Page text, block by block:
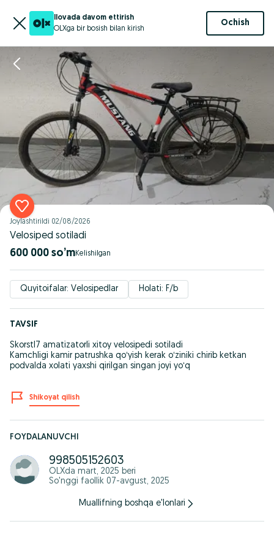
Ilovada davom ettirish
OLXga bir bosish bilan kirish
Ochish
Joylashtirildi 02/08/2026
Velosiped sotiladi
600 000 so’m
Quyitoifalar: Velosipedlar Holati: F/b
TAVSIF
Skorstl7 amatizatorli xitoy velosipedi sotiladi
Kamchligi kamir patrushka qoʻyish kerak oʻziniki chirib ketkan
podvalda xolati yaxshi qirilgan singan joyi yoʻq
Shikoyat qilish
FOYDALANUVCHI
998505152603
OLXda mart, 2025 beri
So'nggi faollik 07-avgust, 2025
Muallifning boshqa e'lonlari